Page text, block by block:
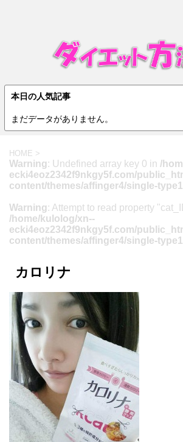
本日の人気記事
まだデータがありません。
HOME >
Warning: Undefined array key 0 in /
ecki4eoz2342f9nkgy5f.com/
content/themes/affinger4/single-
Warning: Attempt to read property
/home/kulolog/xn--
ecki4eoz2342f9nkgy5f.com/
content/themes/affinger4/single-
カロリナ